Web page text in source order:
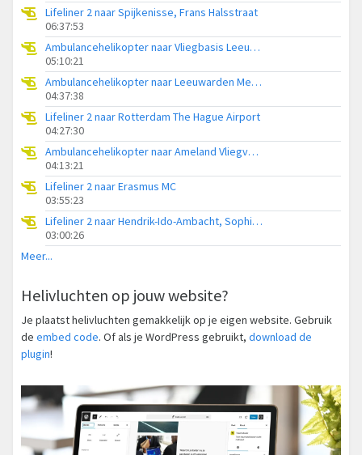
Lifeliner 2 naar Spijkenisse, Frans Halsstraat
06:37:53
Ambulancehelikopter naar Vliegbasis Leeuwarden
05:10:21
Ambulancehelikopter naar Leeuwarden Medical Center Heliport
04:37:38
Lifeliner 2 naar Rotterdam The Hague Airport
04:27:30
Ambulancehelikopter naar Ameland Vliegveld Ballum
04:13:21
Lifeliner 2 naar Erasmus MC
03:55:23
Lifeliner 2 naar Hendrik-Ido-Ambacht, Sophiapark-West
03:00:26
Meer...
Helivluchten op jouw website?
Je plaatst helivluchten gemakkelijk op je eigen website. Gebruik
de embed code. Of als je WordPress gebruikt, download de
plugin!